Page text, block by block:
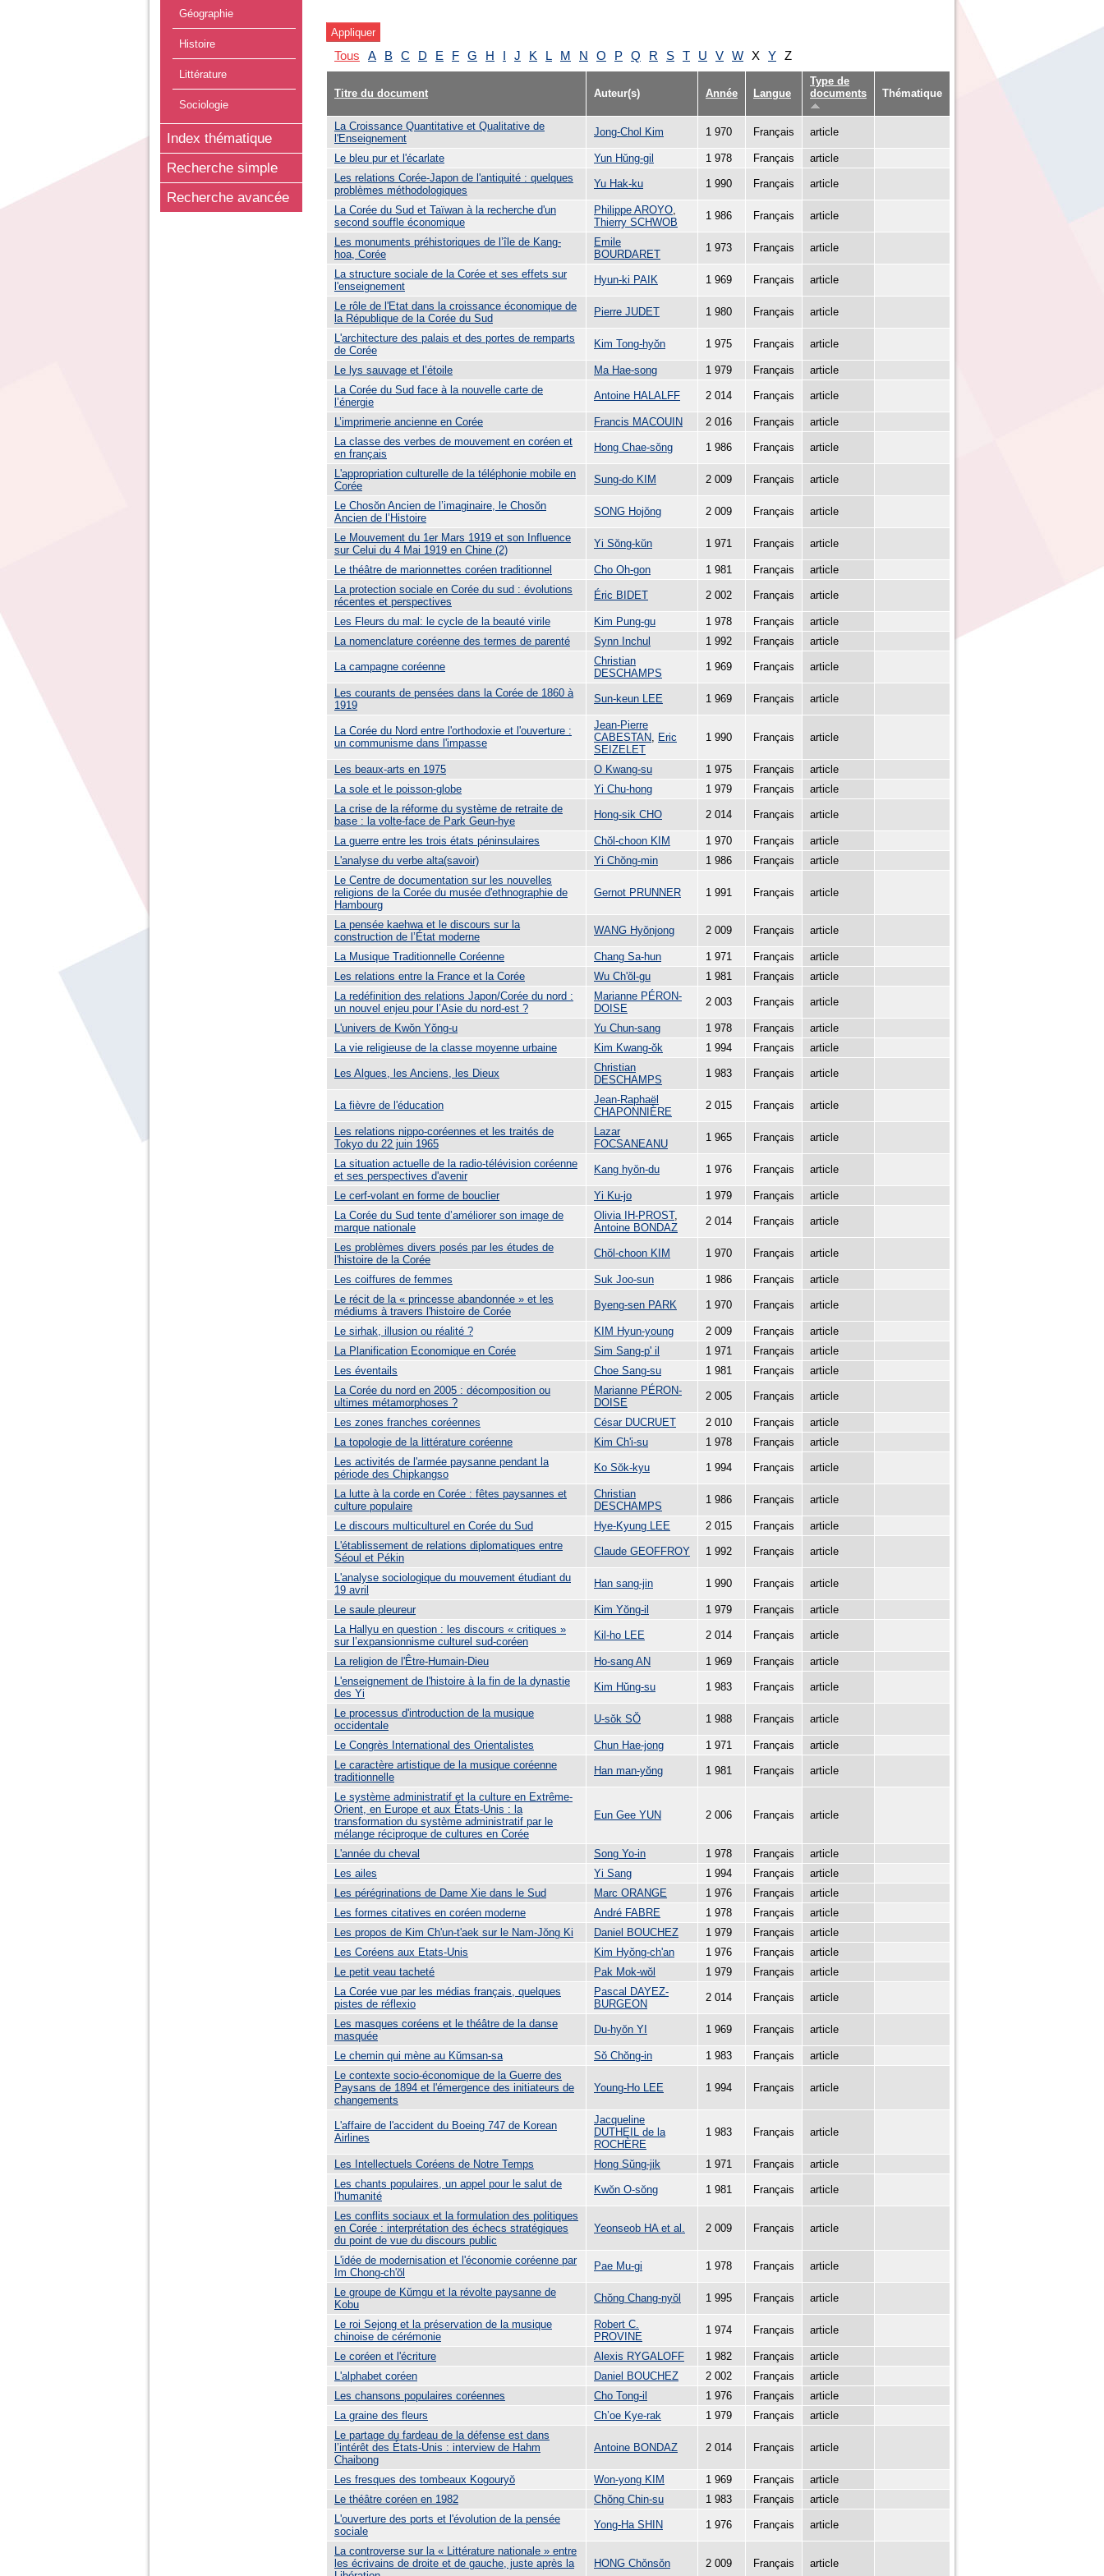
Géographie
Histoire
Littérature
Sociologie
Index thématique
Recherche simple
Recherche avancée
Tous A B C D E F G H I J K L M N O P Q R S T U V W X Y Z
Titre du document Auteur(s) Année Langue
Type de
documents
Thématique
La Croissance Quantitative et Qualitative de
l'Enseignement
Jong-Chol Kim 1 970 Français article
Le bleu pur et l'écarlate Yun Hŭng-gil 1 978 Français
article
Les relations Corée-Japon de l'antiquité : quelques
problèmes méthodologiques
Yu Hak-ku 1 990 Français article
La Corée du Sud et Taïwan à la recherche d'un
second souffle économique
Philippe AROYO
Thierry SCHWOB
1 986 Français article
Les monuments préhistoriques de l’île de Kang-
hoa, Corée
Emile
BOURDARET
1 973 Français article
La structure sociale de la Corée et ses effets sur
l'enseignement
Hyun-ki PAIK 1 969 Français article
Le rôle de l'Etat dans la croissance économique de
la République de la Corée du Sud
Pierre JUDET 1 980 Français article
L'architecture des palais et des portes de remparts
de Corée
Kim Tong-hyŏn 1 975 Français article
Le lys sauvage et l’étoile Ma Hae-song 1 979 Français
article
La Corée du Sud face à la nouvelle carte de
l’énergie
Antoine HALALFF 2 014 Français article
L’imprimerie ancienne en Corée Francis MACOUIN 2 016 Français
article
La classe des verbes de mouvement en coréen et
en français
Hong Chae-sŏng 1 986 Français article
L'appropriation culturelle de la téléphonie mobile en
Corée
Sung-do KIM 2 009 Français article
Le Chosŏn Ancien de l’imaginaire, le Chosŏn
Ancien de l’Histoire
SONG Hojŏng 2 009 Français article
Le Mouvement du 1er Mars 1919 et son Influence
sur Celui du 4 Mai 1919 en Chine (2)
Yi Sŏng-kŭn 1 971 Français article
Le théâtre de marionnettes coréen traditionnel Cho Oh-gon 1 981 Français
article
La protection sociale en Corée du sud : évolutions
récentes et perspectives
Éric BIDET 2 002 Français article
Les Fleurs du mal: le cycle de la beauté virile Kim Pung-gu 1 978 Français
article
La nomenclature coréenne des termes de parenté
Synn Inchul 1 992 Français article
La campagne coréenne
Christian
DESCHAMPS
1 969 Français article
Les courants de pensées dans la Corée de 1860 à
1919
Sun-keun LEE 1 969 Français article
La Corée du Nord entre l'orthodoxie et l'ouverture :
un communisme dans l'impasse
Jean-Pierre
CABESTAN
Eric
SEIZELET
1 990 Français article
Les beaux-arts en 1975 O Kwang-su 1 975 Français
article
La sole et le poisson-globe
Yi Chu-hong 1 979 Français
article
La crise de la réforme du système de retraite de
base : la volte-face de Park Geun-hye
Hong-sik CHO 2 014 Français article
La guerre entre les trois états péninsulaires Chŏl-choon KIM 1 970 Français
article
L'analyse du verbe alta(savoir)
Yi Chŏng-min 1 986 Français
article
Le Centre de documentation sur les nouvelles
religions de la Corée du musée d'ethnographie de
Hambourg
Gernot PRUNNER 1 991 Français article
La pensée kaehwa et le discours sur la
construction de l’État moderne
WANG Hyŏnjong 2 009 Français article
La Musique Traditionnelle Coréenne Chang Sa-hun 1 971 Français
article
Les relations entre la France et la Corée
Wu Ch'ŏl-gu 1 981 Français
article
La redéfinition des relations Japon/Corée du nord :
un nouvel enjeu pour l’Asie du nord-est ?
Marianne PÉRON-
DOISE
2 003 Français article
L'univers de Kwŏn Yŏng-u Yu Chun-sang 1 978 Français
article
La vie religieuse de la classe moyenne urbaine
Kim Kwang-ŏk 1 994 Français article
Les Algues, les Anciens, les Dieux
Christian
DESCHAMPS
1 983 Français article
La fièvre de l'éducation
Jean-Raphaël
CHAPONNIÈRE
2 015 Français article
Les relations nippo-coréennes et les traités de
Tokyo du 22 juin 1965
Lazar
FOCSANEANU
1 965 Français article
La situation actuelle de la radio-télévision coréenne
et ses perspectives d'avenir
Kang hyŏn-du 1 976 Français article
Le cerf-volant en forme de bouclier Yi Ku-jo 1 979 Français
article
La Corée du Sud tente d’améliorer son image de
marque nationale
Olivia IH-PROST,
Antoine BONDAZ
2 014 Français article
Les problèmes divers posés par les études de
l'histoire de la Corée
Chŏl-choon KIM 1 970 Français article
Les coiffures de femmes Suk Joo-sun 1 986 Français
article
Le récit de la « princesse abandonnée » et les
médiums à travers l'histoire de Corée
Byeng-sen PARK 1 970 Français article
Le sirhak, illusion ou réalité ? KIM Hyun-young 2 009 Français
article
La Planification Economique en Corée
Sim Sang-p' il 1 971 Français
article
Les éventails
Choe Sang-su 1 981 Français
article
La Corée du nord en 2005 : décomposition ou
ultimes métamorphoses ?
Marianne PÉRON-
DOISE
2 005 Français article
Les zones franches coréennes César DUCRUET 2 010 Français
article
La topologie de la littérature coréenne
Kim Ch'i-su 1 978 Français
article
Les activités de l'armée paysanne pendant la
période des Chipkangso
Ko Sŏk-kyu 1 994 Français article
La lutte à la corde en Corée : fêtes paysannes et
culture populaire
Christian
DESCHAMPS
1 986 Français article
Le discours multiculturel en Corée du Sud Hye-Kyung LEE 2 015 Français
article
L'établissement de relations diplomatiques entre
Séoul et Pékin
Claude GEOFFROY 1 992 Français article
L'analyse sociologique du mouvement étudiant du
19 avril
Han sang-jin 1 990 Français article
Le saule pleureur Kim Yŏng-il 1 979 Français
article
La Hallyu en question : les discours « critiques »
sur l’expansionnisme culturel sud-coréen
Kil-ho LEE 2 014 Français article
La religion de l'Être-Humain-Dieu Ho-sang AN 1 969 Français
article
L'enseignement de l'histoire à la fin de la dynastie
des Yi
Kim Hŭng-su 1 983 Français article
Le processus d'introduction de la musique
occidentale
U-sŏk SŎ 1 988 Français article
Le Congrès International des Orientalistes Chun Hae-jong 1 971 Français
article
Le caractère artistique de la musique coréenne
traditionnelle
Han man-yŏng 1 981 Français article
Le système administratif et la culture en Extrême-
Orient, en Europe et aux États-Unis : la
transformation du système administratif par le
mélange réciproque de cultures en Corée
Eun Gee YUN 2 006 Français article
L'année du cheval Song Yo-in 1 978 Français
article
Les ailes
Yi Sang 1 994 Français
article
Les pérégrinations de Dame Xie dans le Sud
Marc ORANGE 1 976 Français
article
Les formes citatives en coréen moderne
André FABRE 1 978 Français
article
Les propos de Kim Ch'un-t'aek sur le Nam-Jŏng Ki
Daniel BOUCHEZ 1 979 Français
article
Les Coréens aux Etats-Unis
Kim Hyŏng-ch'an 1 976 Français
article
Le petit veau tacheté
Pak Mok-wŏl 1 979 Français
article
La Corée vue par les médias français, quelques
pistes de réflexio
Pascal DAYEZ-
BURGEON
2 014 Français article
Les masques coréens et le théâtre de la danse
masquée
Du-hyŏn YI 1 969 Français article
Le chemin qui mène au Kŭmsan-sa Sŏ Chŏng-in 1 983 Français
article
Le contexte socio-économique de la Guerre des
Paysans de 1894 et l'émergence des initiateurs de
changements
Young-Ho LEE 1 994 Français article
L'affaire de l'accident du Boeing 747 de Korean
Airlines
Jacqueline
DUTHEIL de la
ROCHÈRE
1 983 Français article
Les Intellectuels Coréens de Notre Temps Hong Sŭng-jik 1 971 Français
article
Les chants populaires, un appel pour le salut de
l'humanité
Kwŏn O-sŏng 1 981 Français article
Les conflits sociaux et la formulation des politiques
en Corée : interprétation des échecs stratégiques
du point de vue du discours public
Yeonseob HA et al. 2 009 Français article
L'idée de modernisation et l'économie coréenne par
Im Chong-ch'ŏl
Pae Mu-gi 1 978 Français article
Le groupe de Kŭmgu et la révolte paysanne de
Kobu
Chŏng Chang-nyŏl 1 995 Français article
Le roi Sejong et la préservation de la musique
chinoise de cérémonie
Robert C.
PROVINE
1 974 Français article
Le coréen et l'écriture Alexis RYGALOFF 1 982 Français
article
L'alphabet coréen
Daniel BOUCHEZ 2 002 Français
article
Les chansons populaires coréennes
Cho Tong-il 1 976 Français
article
La graine des fleurs
Ch’oe Kye-rak 1 979 Français
article
Le partage du fardeau de la défense est dans
l’intérêt des États-Unis : interview de Hahm
Chaibong
Antoine BONDAZ 2 014 Français article
Les fresques des tombeaux Kogouryŏ Won-yong KIM 1 969 Français
article
Le théâtre coréen en 1982
Chŏng Chin-su 1 983 Français
article
L'ouverture des ports et l'évolution de la pensée
sociale
Yong-Ha SHIN 1 976 Français article
La controverse sur la « Littérature nationale » entre
les écrivains de droite et de gauche, juste après la
HONG Chǒnsǒn 2 009 Français article